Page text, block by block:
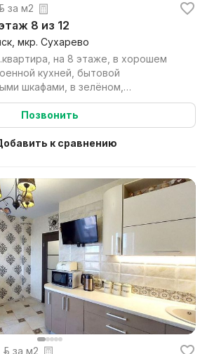
за м2
8 из 12
мкр. Сухарево
на 8 этаже, в хорошем
кухней, бытовой
шкафами, в зелёном,
Позвонить
к сравнению
за м2